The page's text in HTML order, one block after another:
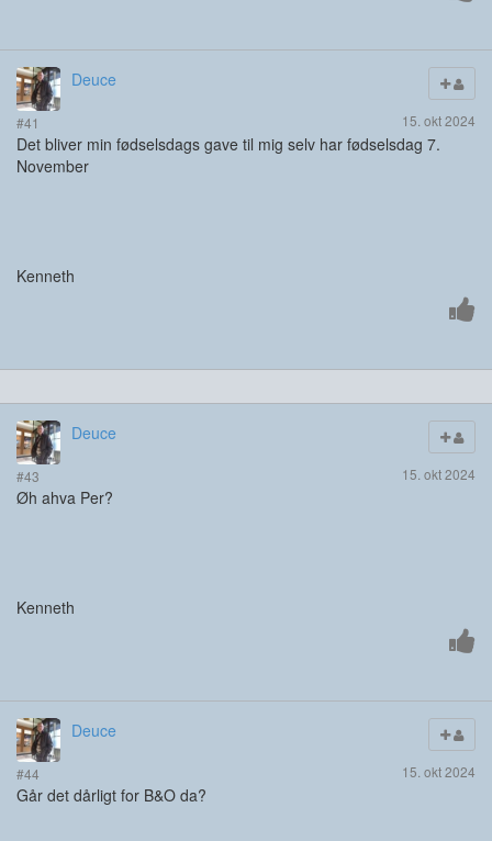
Deuce
#41 15. okt 2024
Det bliver min fødselsdags gave til mig selv har fødselsdag 7.
November
Kenneth
Deuce
#43 15. okt 2024
Øh ahva Per?
Kenneth
Deuce
#44 15. okt 2024
Går det dårligt for B&O da?